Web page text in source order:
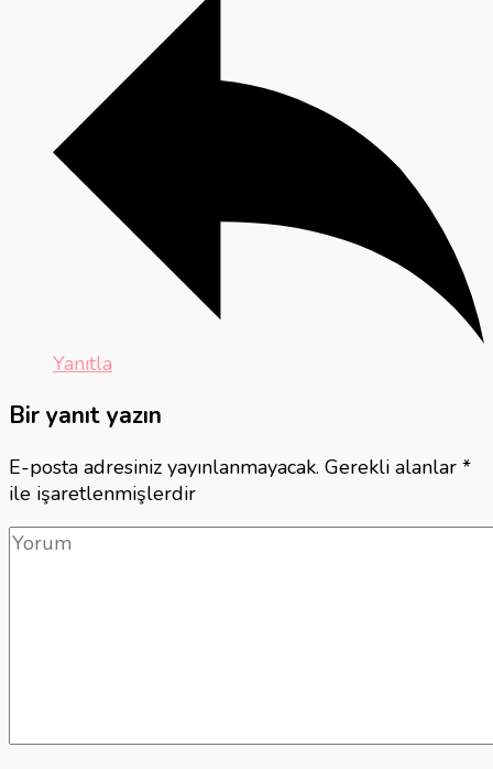
Yanıtla
Bir yanıt yazın
E-posta adresiniz yayınlanmayacak. Gerekli alanlar *
ile işaretlenmişlerdir
Yorum